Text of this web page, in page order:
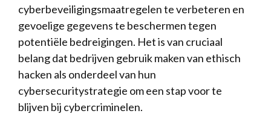
cyberbeveiligingsmaatregelen te ​verbeteren ‍en
gevoelige ⁢gegevens te beschermen tegen
potentiële bedreigingen. Het is van cruciaal ​
belang dat bedrijven⁣ gebruik⁣ maken van ethisch⁣
hacken‍ als onderdeel ⁤van⁢ hun
‌cybersecuritystrategie ​om een stap voor te
blijven ⁢bij ‌cybercriminelen.